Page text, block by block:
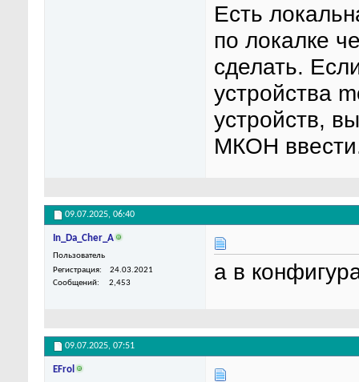
Есть
по локалке
сделать.
устройства
устройств,
МКОН
09.07.2025, 06:40
In_Da_Cher_A
Пользователь
Регистрация
24.03.2021
Сообщений
2,453 а в
09.07.2025, 07:51
EFrol